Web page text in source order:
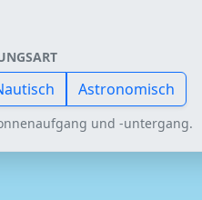
Astronomisch
und -untergang.